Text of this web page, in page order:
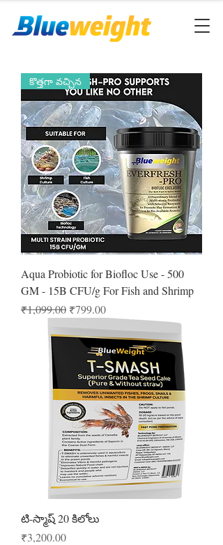
కొత్తగా వచ్చిన
Aqua Probiotic for Biofloc Use - 500
GM - 15B CFU/g For Fish and Shrimp
Regular Price
₹1,099.00 Sale Price
₹799.00
టి-స్మాష్ 20 కిలోలు
Price
₹3,200.00